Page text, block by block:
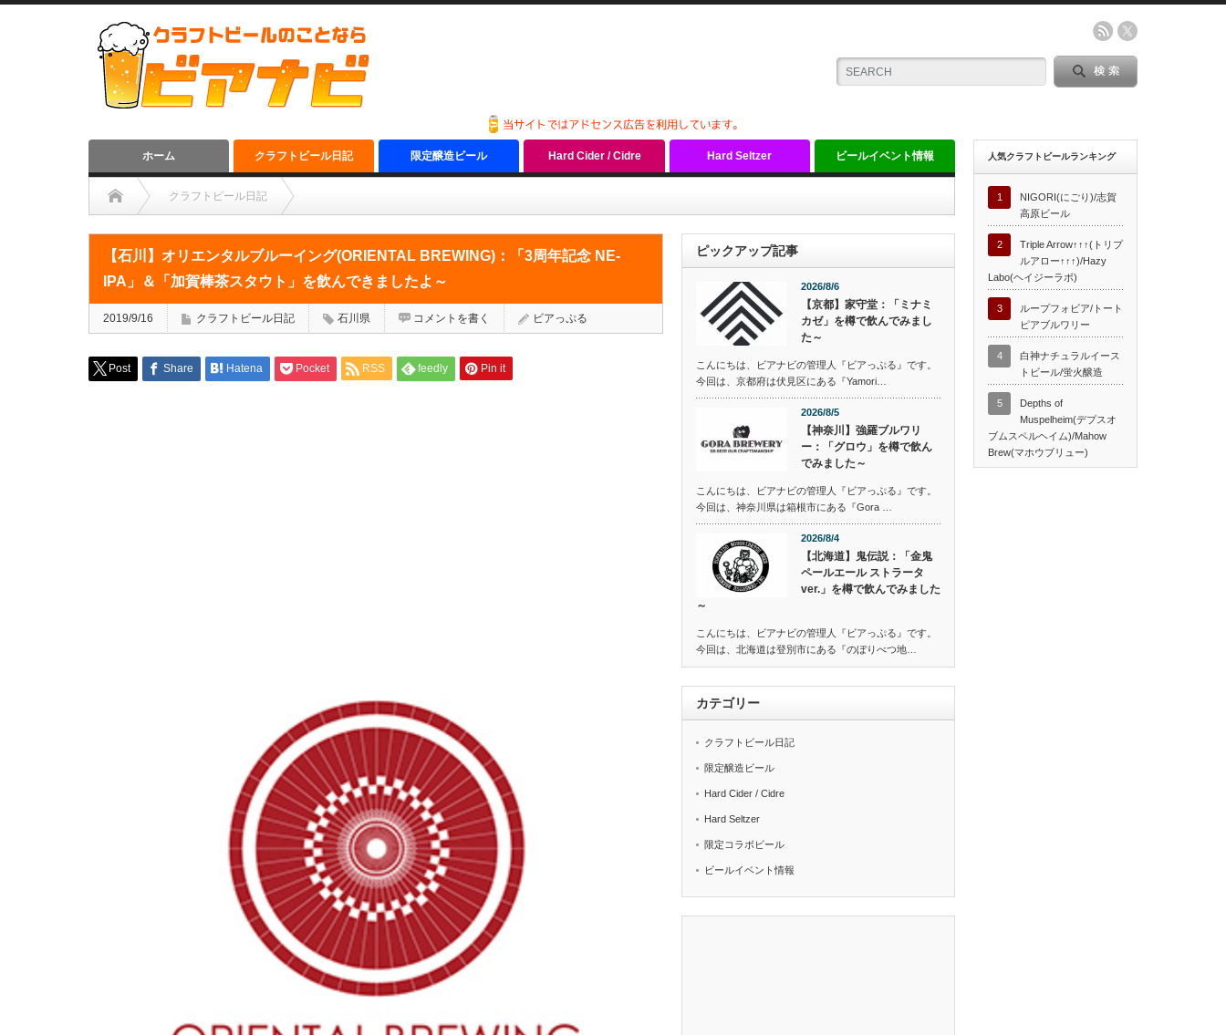
ホーム クラフトビール日記 限定醸造ビール Hard Cider / Cidre Hard Seltzer ビールイベント情報
クラフトビール日記
【石川】オリエンタルブルーイング(ORIENTAL BREWING)：「3周年記念 NE-IPA」＆「加賀棒茶スタウト」を飲んできましたよ～
【石川】オリエンタルブルーイング(ORIENTAL BREWING)：「3周年記念 NE-
IPA」＆「加賀棒茶スタウト」を飲んできましたよ～
2019/9/16 クラフトビール日記 石川県 コメントを書く ビアっぷる
Post Share Hatena Pocket RSS feedly Pin it
ピックアップ記事
2026/8/6
【京都】家守堂：「ミナミ
カゼ」を樽で飲んでみまし
た～
こんにちは、ビアナビの管理人『ビアっぷる』です。
今回は、京都府は伏見区にある『Yamori…
2026/8/5
【神奈川】強羅ブルワリ
ー：「グロウ」を樽で飲ん
でみました～
こんにちは、ビアナビの管理人『ビアっぷる』です。
今回は、神奈川県は箱根市にある『Gora …
2026/8/4
【北海道】鬼伝説：「金鬼
ペールエール ストラータ
ver.」を樽で飲んでみました
～
こんにちは、ビアナビの管理人『ビアっぷる』です。
今回は、北海道は登別市にある『のぼりべつ地…
カテゴリー
クラフトビール日記
限定醸造ビール
Hard Cider / Cidre
Hard Seltzer
限定コラボビール
ビールイベント情報
人気クラフトビールランキング
1
NIGORI(にごり)/志賀
高原ビール
2
Triple Arrow↑↑↑(トリプ
ルアロー↑↑↑)/Hazy
Labo(ヘイジーラボ)
3
ループフォビア/トート
ピアブルワリー
4
白神ナチュラルイース
トビール/蛍火醸造
5
Depths of
Muspelheim(デプスオ
ブムスペルヘイム)/Mahow
Brew(マホウブリュー)